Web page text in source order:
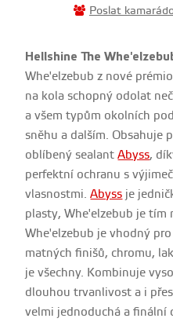
Poslat
Hellshine The
Whe'elzebub z nové
na kola schopný odolat
a všem typům okolních
sněhu a dalším. Obsahuje
oblíbený sealantAbyss,
perfektní ochranu s
vlasnostmi.Abyss je
plasty, Whe'elzebub je tím
Whe'elzebub je vhodný
matných finišů, chromu,
je všechny. Kombinuje
dlouhou trvanlivost a i
velmi jednoduchá a finální